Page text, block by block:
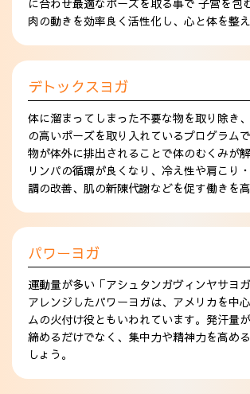
に合わせ最適なポーズを取る事で 子宮を包
肉の動きを効率良く活性化し、心と体を整え
デトックスヨガ
体に溜まってしまった不要な物を取り除き
の高いポーズを取り入れているプログラム
物が体外に排出されることで体のむくみが
リンパの循環が良くなり、冷え性や肩こり
調の改善、肌の新陳代謝などを促す働きを高
パワーヨガ
運動量が多い「アシュタンガヴィンヤサヨ
アレンジしたパワーヨガは、アメリカを中
ムの火付け役ともいわれています。発汗量
締めるだけでなく、集中力や精神力を高め
しょう。